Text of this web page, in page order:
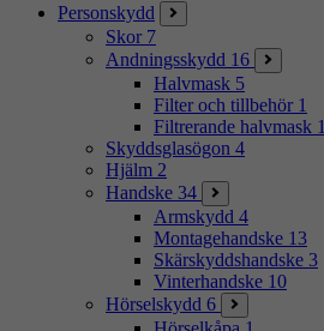
Personskydd
Skor 7
Andningsskydd 16
Halvmask 5
Filter och tillbehör 1
Filtrerande halvmask 1
Skyddsglasögon 4
Hjälm 2
Handske 34
Armskydd 4
Montagehandske 13
Skärskyddshandske 3
Vinterhandske 10
Hörselskydd 6